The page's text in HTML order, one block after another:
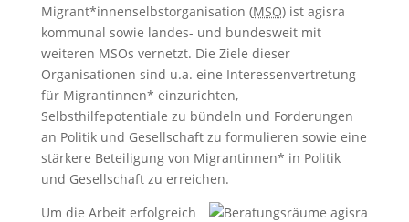
Migrant*innenselbstorgani­sation (MSO) ist agisra
kommunal sowie landes- und bundesweit mit
weiteren MSOs vernetzt. Die Ziele dieser
Organisationen sind u.a. eine Interessenvertretung
für Migrantinnen* einzurichten,
Selbsthilfepotentiale zu bündeln und Forderungen
an Politik und Gesellschaft zu formulieren sowie eine
stärkere Beteiligung von Migrantinnen* in Politik
und Gesellschaft zu erreichen.
Um die Arbeit erfolgreich